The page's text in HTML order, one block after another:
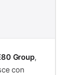
Group,
con